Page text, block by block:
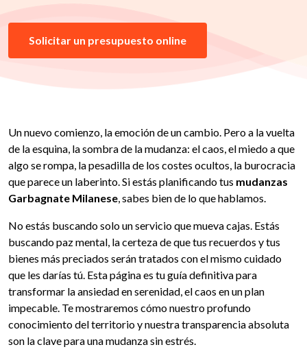
Solicitar un presupuesto online
Un nuevo comienzo, la emoción de un cambio. Pero a la vuelta
de la esquina, la sombra de la mudanza: el caos, el miedo a que
algo se rompa, la pesadilla de los costes ocultos, la burocracia
que parece un laberinto. Si estás planificando tus mudanzas
Garbagnate Milanese, sabes bien de lo que hablamos.
No estás buscando solo un servicio que mueva cajas. Estás
buscando paz mental, la certeza de que tus recuerdos y tus
bienes más preciados serán tratados con el mismo cuidado
que les darías tú. Esta página es tu guía definitiva para
transformar la ansiedad en serenidad, el caos en un plan
impecable. Te mostraremos cómo nuestro profundo
conocimiento del territorio y nuestra transparencia absoluta
son la clave para una mudanza sin estrés.